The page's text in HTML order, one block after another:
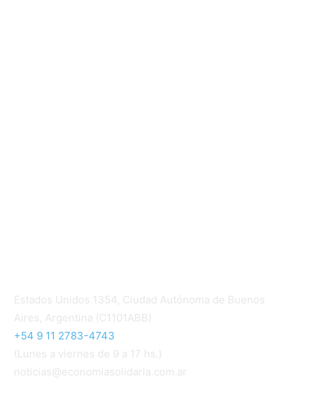
Estados Unidos 1354, Ciudad Autónoma de Buenos
Aires, Argentina (C1101ABB)
+54 9 11 2783-4743
(Lunes a viernes de 9 a 17 hs.)
noticias@economiasolidaria.com.ar